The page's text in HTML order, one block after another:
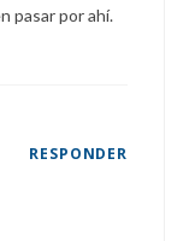
pasar por ahí.
RESPONDER